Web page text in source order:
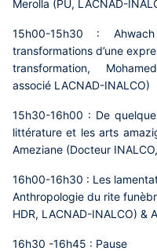
Merolla (PU, LACNAD-
15h00-15h30 :
transformations d’une
transformation,
associé LACNAD-INALCO)
15h30-16h00 : De
littérature et les arts
Ameziane (Docteur
16h00-16h30 : Les
Anthropologie du rite
HDR, LACNAD-INALCO) &
16h30 -16h45 : Pause